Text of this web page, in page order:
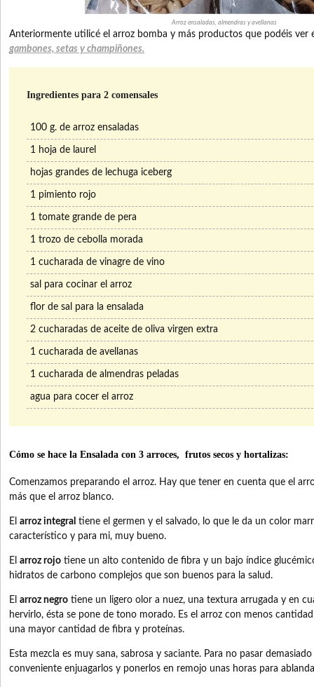
Arroz ensaladas, almendras y avellanas
Anteriormente utilicé el arroz bomba y más productos que podéis ver
gambones, setas y champiñones.
Ingredientes para 2 comensales
100 g. de arroz ensaladas
1 hoja de laurel
hojas grandes de lechuga iceberg
1 pimiento rojo
1 tomate grande de pera
1 trozo de cebolla morada
1 cucharada de vinagre de vino
sal para cocinar el arroz
flor de sal para la ensalada
2 cucharadas de aceite de oliva virgen extra
1 cucharada de avellanas
1 cucharada de almendras peladas
agua para cocer el arroz
Cómo se hace la Ensalada con 3 arroces, frutos secos y hortalizas:
Comenzamos preparando el arroz. Hay que tener en cuenta que el
más que el arroz blanco.
El arroz integral tiene el germen y el salvado, lo que le da un color
característico y para mi, muy bueno.
El arroz rojo tiene un alto contenido de fibra y un bajo índice
hidratos de carbono complejos que son buenos para la salud.
El arroz negro tiene un ligero olor a nuez, una textura arrugada y en
hervirlo, ésta se pone de tono morado. Es el arroz con menos
una mayor cantidad de fibra y proteínas.
Esta mezcla es muy sana, sabrosa y saciante. Para no pasar
conveniente enjuagarlos y ponerlos en remojo unas horas para